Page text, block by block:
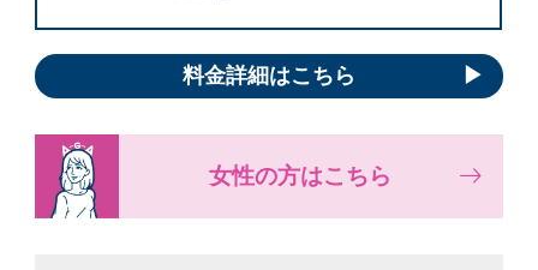
料金詳細はこちら
女性の方はこちら